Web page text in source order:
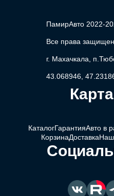
ПамирАвто 2022-
Все права
г. Махачкала,
43.068946,
КаталогГарантияАвто в
КорзинаДоставка